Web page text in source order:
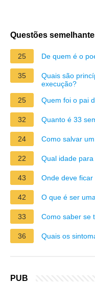
Questões
25 De quem é o
35
Quais são
execução?
25
Quem foi o pai
32 Quanto é 33
24 Como salvar
22 Qual idade
43 Onde deve
42 O que é ser
33 Como saber se
36 Quais os
PUB